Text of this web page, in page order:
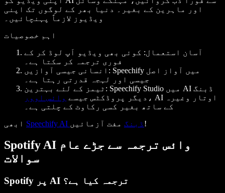
اور ماہرین کے بغیر۔ دنیا بھر کے لوگوں تک اپنی
ویڈیوز لازماً پہنچائیں۔
اہم خصوصیات
آسان استعمال: کوئی بھی ویڈیو اَپ لوڈ کر کے
فوری ترجمہ کر سکتا ہے۔
انسانی جیسی آوازیں : Speechify میں آواز اصل
جیسی اور لہجہ قدرتی رہتا ہے۔
ٹیمز کے لئے بہترین : Speechify Studio میں AI ڈبنگ
دیگر پروڈکٹس جیسے وائس اوور
، AI اوتار وغیرہ
کے ساتھ بغیر کسی رکاوٹ کے چلتی ہے۔
Speechify AI ڈبنگ مفت آزمائیں!
Spotify AI وائس ترجمہ سے جڑے عام
سوالات
Spotify پر AI ترجمہ کیا ہے؟